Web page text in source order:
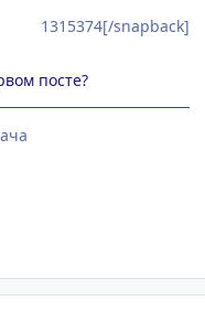
1315374[/snapback]
посте?